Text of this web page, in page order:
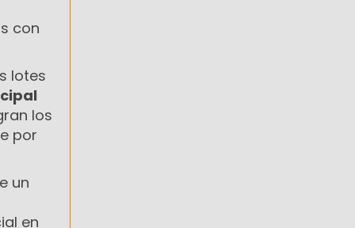
con
lotes
los
por
un
en